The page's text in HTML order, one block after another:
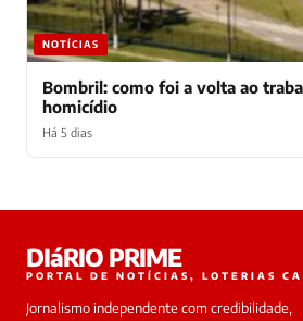
NOTÍCIAS
Bombril: como foi a volta ao
homicídio
Há 5 dias
online
DIáRIO PRIME
PORTAL DE NOTÍCIAS, LOTERIAS
Jornalismo independente com credibilidade,